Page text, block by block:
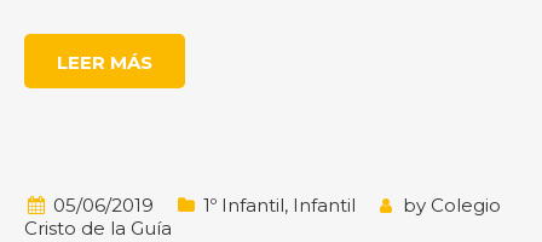
LEER MÁS
05/06/2019 1º Infantil, Infantil by Colegio
Cristo de la Guía